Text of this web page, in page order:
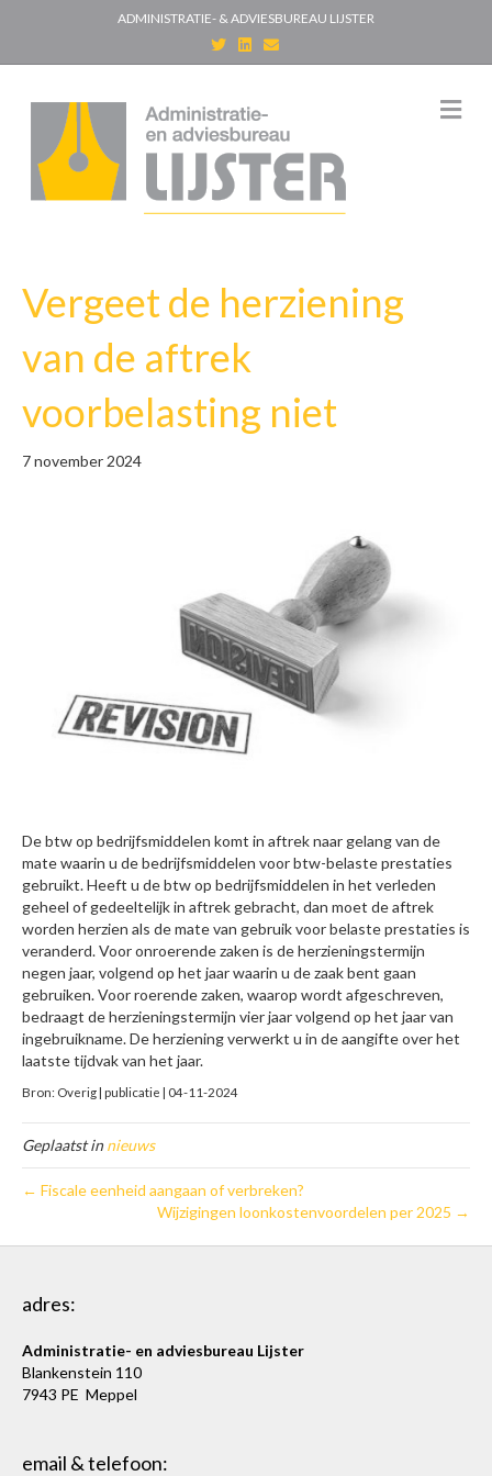
ADMINISTRATIE- & ADVIESBUREAU LIJSTER
T
w
i
e
r
n
d
i
n
E
m
a
M
e
Vergeet de herziening
van de aftrek
voorbelasting niet
7 november 2024
De btw op bedrijfsmiddelen komt in aftrek naar gelang van de
mate waarin u de bedrijfsmiddelen voor btw-belaste prestaties
gebruikt. Heeft u de btw op bedrijfsmiddelen in het verleden
geheel of gedeeltelijk in aftrek gebracht, dan moet de aftrek
worden herzien als de mate van gebruik voor belaste prestaties is
veranderd. Voor onroerende zaken is de herzieningstermijn
negen jaar, volgend op het jaar waarin u de zaak bent gaan
gebruiken. Voor roerende zaken, waarop wordt afgeschreven,
bedraagt de herzieningstermijn vier jaar volgend op het jaar van
ingebruikname. De herziening verwerkt u in de aangifte over het
laatste tijdvak van het jaar.
Bron: Overig | publicatie | 04-11-2024
Geplaatst innieuws
← Fiscale eenheid aangaan of verbreken?
Wijzigingen loonkostenvoordelen per 2025 →
adres:
Administratie- en adviesbureau Lijster
Blankenstein 110
7943 PE Meppel
email & telefoon: